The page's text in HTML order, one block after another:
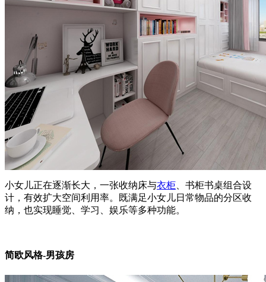
小女儿正在逐渐长大，一张收纳床与衣柜 、书柜书桌组合设
计，有效扩大空间利用率。既满足小女儿日常物品的分区收
纳，也实现睡觉、学习、娱乐等多种功能。
简欧风格-男孩房